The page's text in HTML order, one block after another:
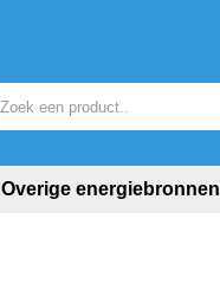
Overige energiebronnen